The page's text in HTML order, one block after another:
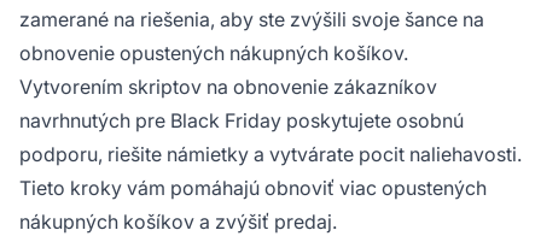
zamerané na riešenia, aby ste zvýšili svoje šance na
obnovenie opustených nákupných košíkov.
Vytvorením skriptov na obnovenie zákazníkov
navrhnutých pre Black Friday poskytujete osobnú
podporu, riešite námietky a vytvárate pocit naliehavosti.
Tieto kroky vám pomáhajú obnoviť viac opustených
nákupných košíkov a zvýšiť predaj.